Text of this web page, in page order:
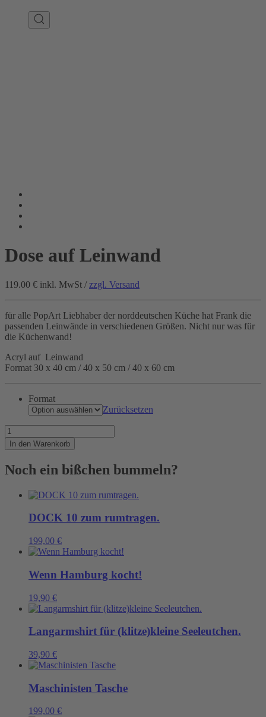
Dose auf Leinwand
119.00 € inkl. MwSt / zzgl. Versand
für alle PopArt Liebhaber der norddeutschen Küche hat Frank die
passenden Leinwände in verschiedenen Größen. Nicht nur was für
die Küchenwand!
Acryl auf Leinwand
Format 30 x 40 cm / 40 x 50 cm / 40 x 60 cm
Format
Zurücksetzen
Dose
auf
Leinwand
In den Warenkorb
Noch ein bißchen bummeln?
DOCK 10 zum rumtragen.
199,00 €
Wenn Hamburg kocht!
19,90 €
Langarmshirt für (klitze)kleine Seeleutchen.
39,90 €
Maschinisten Tasche
199,00 €